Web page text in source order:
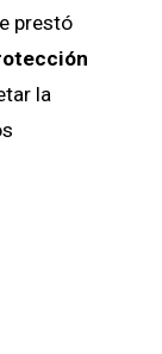
prestó
la